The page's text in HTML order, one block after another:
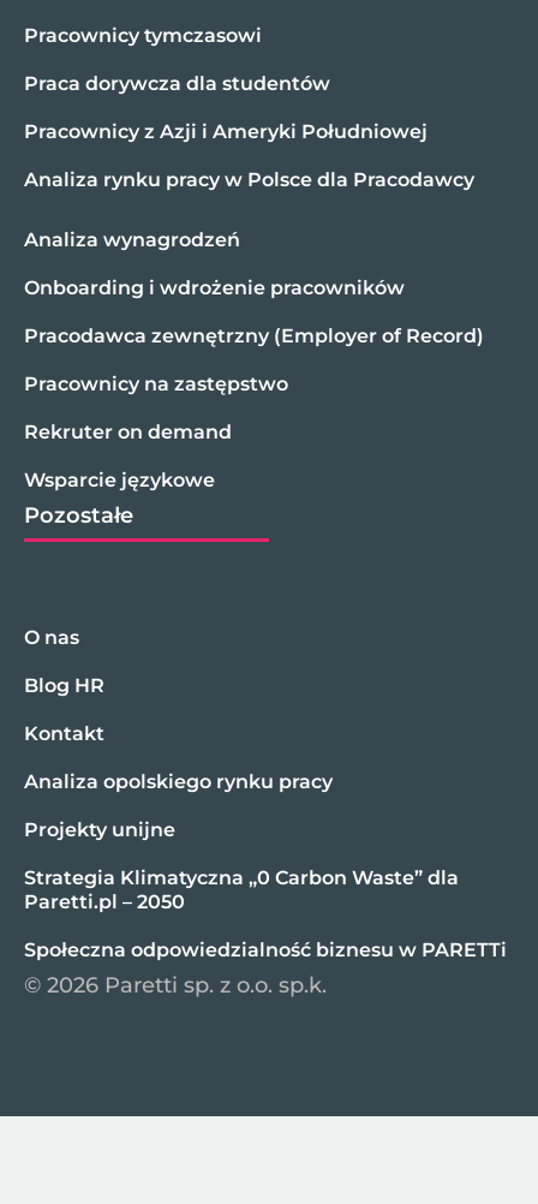
Pracownicy tymczasowi
Praca dorywcza dla studentów
Pracownicy z Azji i Ameryki Południowej
Analiza rynku pracy w Polsce dla Pracodawcy
Analiza wynagrodzeń
Onboarding i wdrożenie pracowników
Pracodawca zewnętrzny (Employer of Record)
Pracownicy na zastępstwo
Rekruter on demand
Wsparcie językowe
Pozostałe
O nas
Blog HR
Kontakt
Analiza opolskiego rynku pracy
Projekty unijne
Strategia Klimatyczna „0 Carbon Waste” dla
Paretti.pl – 2050
Społeczna odpowiedzialność biznesu w PARETTi
© 2026 Paretti sp. z o.o. sp.k.